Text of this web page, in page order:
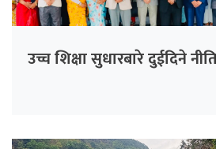
उच्च शिक्षा सुधारबारे दुईदिने